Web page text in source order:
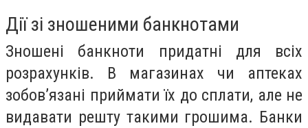
Дії зі зношеними банкнотами
Зношені банкноти придатні для всіх
розрахунків. В магазинах чи аптеках
зобов’язані приймати їх до сплати, але не
видавати решту такими грошима. Банки